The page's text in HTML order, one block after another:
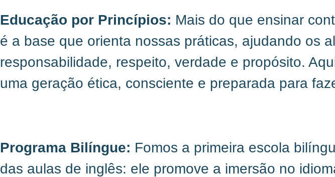
Educação por Princípios: Mais do que ensinar
é a base que orienta nossas práticas, ajudando os
responsabilidade, respeito, verdade e propósito.
uma geração ética, consciente e preparada para
Programa Bilíngue: Fomos a primeira escola
das aulas de inglês: ele promove a imersão no